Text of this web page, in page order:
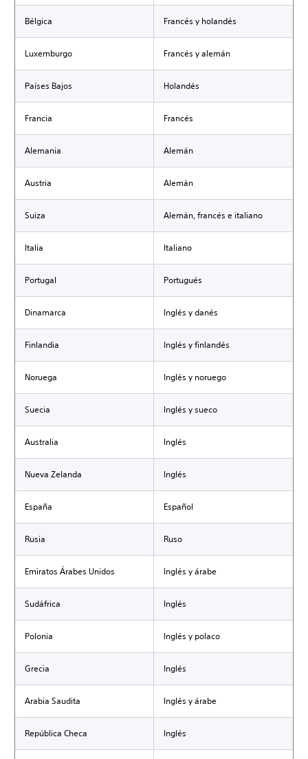
Bélgica Francés y holandés
Luxemburgo Francés y alemán
Países Bajos Holandés
Francia Francés
Alemania Alemán
Austria Alemán
Suiza Alemán, francés e italiano
Italia Italiano
Portugal Portugués
Dinamarca Inglés y danés
Finlandia Inglés y finlandés
Noruega Inglés y noruego
Suecia Inglés y sueco
Australia Inglés
Nueva Zelanda Inglés
España Español
Rusia Ruso
Emiratos Árabes Unidos Inglés y árabe
Sudáfrica Inglés
Polonia Inglés y polaco
Grecia Inglés
Arabia Saudita Inglés y árabe
República Checa Inglés